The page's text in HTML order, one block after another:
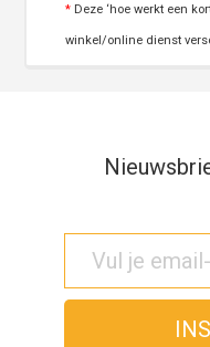
* Deze ‘hoe werkt een
winkel/online dienst